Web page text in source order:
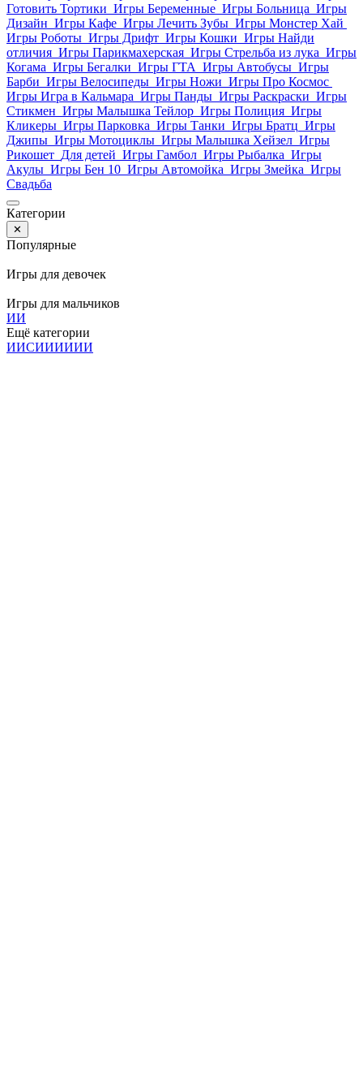
Готовить Тортики Игры Беременные Игры Больница Игры
Дизайн Игры Кафе Игры Лечить Зубы Игры Монстер Хай
Игры Роботы Игры Дрифт Игры Кошки Игры Найди
отличия Игры Парикмахерская Игры Стрельба из лука Игры
Когама Игры Бегалки Игры ГТА Игры Автобусы Игры
Барби Игры Велосипеды Игры Ножи Игры Про Космос
Игры Игра в Кальмара Игры Панды Игры Раскраски Игры
Стикмен Игры Малышка Тейлор Игры Полиция Игры
Кликеры Игры Парковка Игры Танки Игры Братц Игры
Джипы Игры Мотоциклы Игры Малышка Хейзел Игры
Рикошет Для детей Игры Гамбол Игры Рыбалка Игры
Акулы Игры Бен 10 Игры Автомойка Игры Змейка Игры
Свадьба
Категории
✕
Популярные
Игры для девочек
Игры для мальчиков
ИИ
Ещё категории
ИИСИИИИИИ